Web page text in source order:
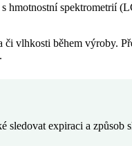
spektrometrií
vlhkosti během výroby.
sledovat expiraci a způsob